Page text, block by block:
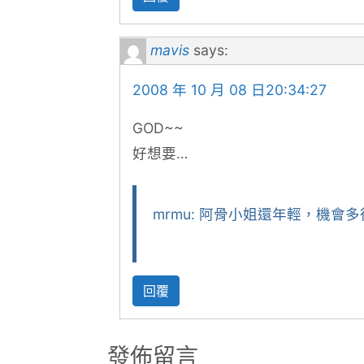
mavis says:
2008 年 10 月 08 日20:34:27
GOD~~
好想要…
mrmu: 阿骨小姐還年輕，機會
回覆
發佈留言